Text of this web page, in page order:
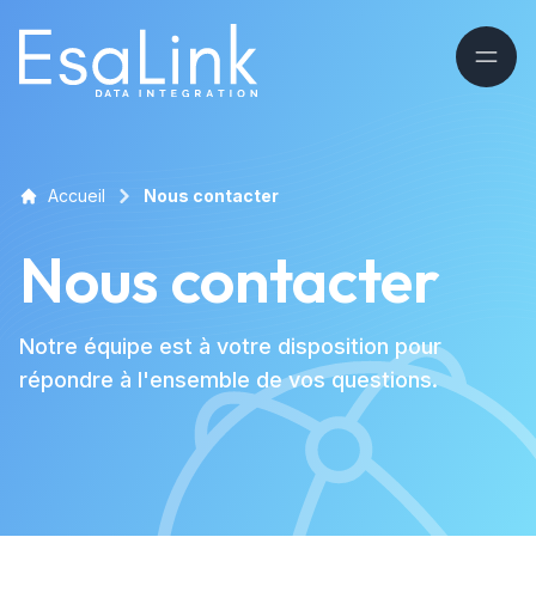
Accueil Nous contacter
Nous contacter
Notre équipe est à votre disposition pour
répondre à l'ensemble de vos questions.